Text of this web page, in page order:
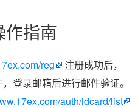
作指南
reg
注册成功后，
登录邮箱后进行邮件验证。
auth/idcard/list